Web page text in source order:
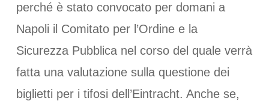
perché è stato convocato per domani a
Napoli il Comitato per l’Ordine e la
Sicurezza Pubblica nel corso del quale verrà
fatta una valutazione sulla questione dei
biglietti per i tifosi dell’Eintracht. Anche se,